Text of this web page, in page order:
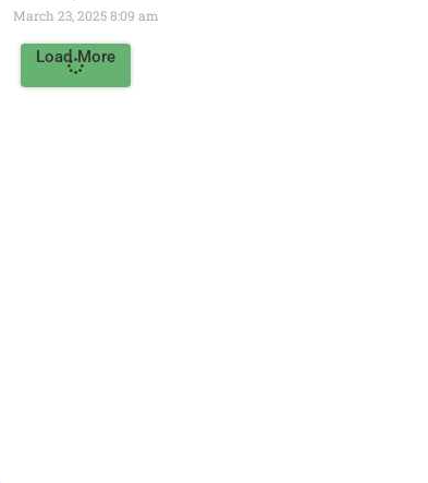
March 23, 20258:09 am
Load More